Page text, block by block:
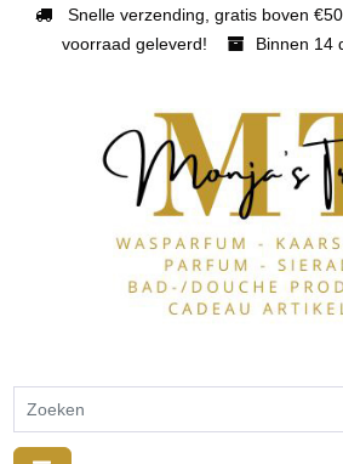
Snelle verzending, gratis boven
voorraad geleverd!
Binnen 14